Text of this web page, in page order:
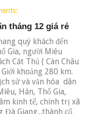
tháng 12 giá rẻ
quý khách đến
Gia, người Miêu
Cát Thủ ( Càn Châu
khoảng 280 km.
sử và văn hóa dân
Hán, Thổ Gia,
kinh tế, chính trị xã
Đà Giang...thành cổ